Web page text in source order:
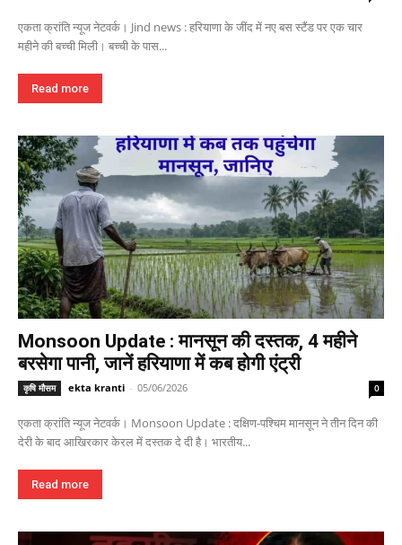
एकता क्रांति न्यूज नेटवर्क। Jind news : हरियाणा के जींद में नए बस स्टैंड पर एक चार
महीने की बच्ची मिली। बच्ची के पास...
Read more
Monsoon Update : मानसून की दस्तक, 4 महीने
बरसेगा पानी, जानें हरियाणा में कब होगी एंट्री
कृषि मौसम ekta kranti - 05/06/2026 0
एकता क्रांति न्यूज नेटवर्क। Monsoon Update : दक्षिण-पश्चिम मानसून ने तीन दिन की
देरी के बाद आखिरकार केरल में दस्तक दे दी है। भारतीय...
Read more